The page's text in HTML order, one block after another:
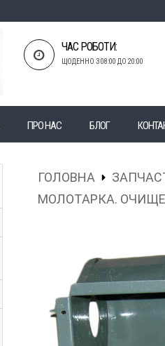
ЧАС РОБОТИ:
ЩОДЕННО З 08:00 ДО 20:00
ПРО НАС БЛОГ
ГОЛОВНА
МОЛОТАРКА.